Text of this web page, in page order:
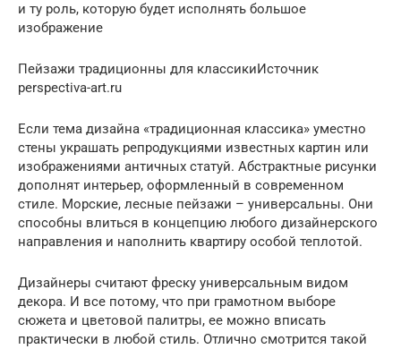
и ту роль, которую будет исполнять большое
изображение
Пейзажи традиционны для классикиИсточник
perspectiva-art.ru
Если тема дизайна «традиционная классика» уместно
стены украшать репродукциями известных картин или
изображениями античных статуй. Абстрактные рисунки
дополнят интерьер, оформленный в современном
стиле. Морские, лесные пейзажи – универсальны. Они
способны влиться в концепцию любого дизайнерского
направления и наполнить квартиру особой теплотой.
Дизайнеры считают фреску универсальным видом
декора. И все потому, что при грамотном выборе
сюжета и цветовой палитры, ее можно вписать
практически в любой стиль. Отлично смотрится такой